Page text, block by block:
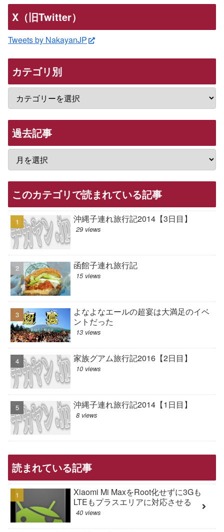
X（旧Twitter）
Tweets by NakayanJP
カテゴリ別
過去記事
このカテゴリで読まれている記事
沖縄子連れ旅行記2014【3日目】
29 views
函館子連れ旅行記
15 views
よなよなエールの超宴は大満足のイベ
ントだった
13 views
家族グアム旅行記2016【2日目】
10 views
沖縄子連れ旅行記2014【1日目】
8 views
読まれている記事
Xiaomi Mi MaxをRoot化せずに3Gも
LTEもプラスエリアに対応させる
40 views